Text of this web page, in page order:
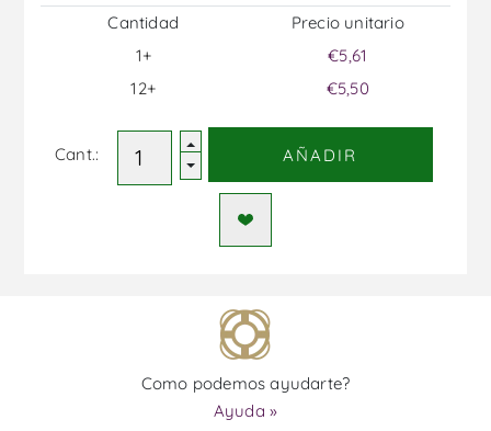
Cantidad
1+
12+
Precio unitario
€5,61
€5,50
Cant.: AÑADIR
Como podemos ayudarte?
Ayuda »